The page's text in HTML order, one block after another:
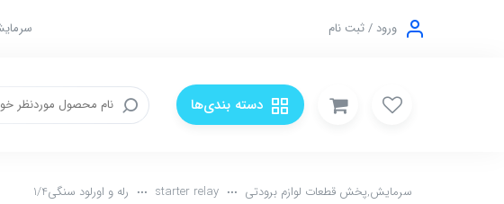
ورود / ثبت نام
دسته بندی‌ها
سرمایش,پخش قطعات لوازم برودتی starter relay رله و اورلود سنگی1/4